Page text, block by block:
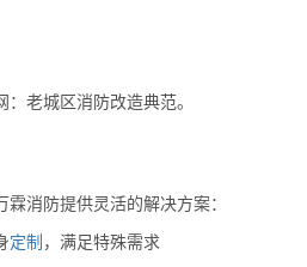
老城区消防改造典范。
消防提供灵活的解决方案：
定制 ，满足特殊需求